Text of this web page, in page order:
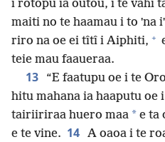
i rotopu ia outou, i te vahi
maiti no te haamau i to ˈna
riro na oe ei tîtî i Aiphiti, +
teie mau faaueraa.
13 “E faatupu oe i te
hitu mahana ia haaputu oe
tairiiriraa huero maa * e ta
e te vine. 14 A oaoa i te